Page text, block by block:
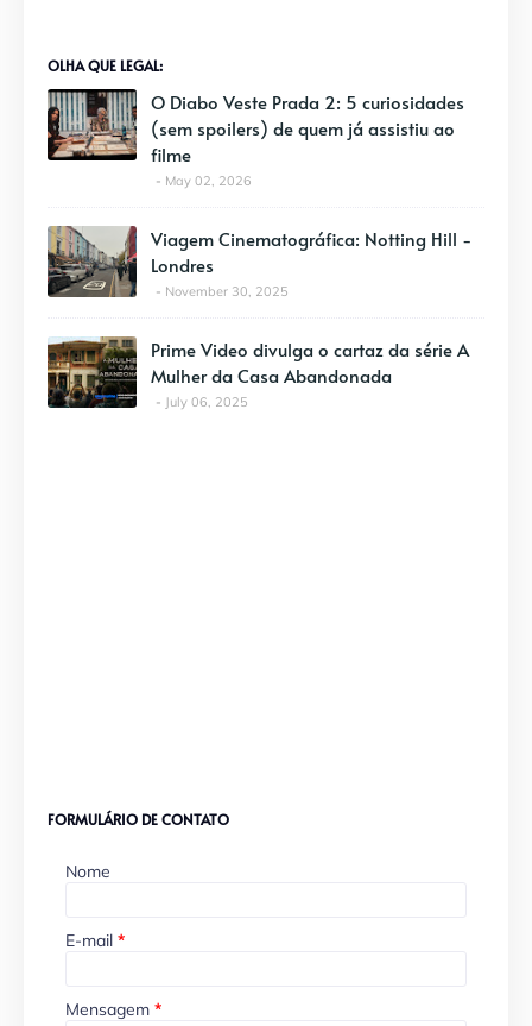
OLHA QUE LEGAL:
O Diabo Veste Prada 2: 5 curiosidades
(sem spoilers) de quem já assistiu ao
filme
May 02, 2026
Viagem Cinematográfica: Notting Hill -
Londres
November 30, 2025
Prime Video divulga o cartaz da série A
Mulher da Casa Abandonada
July 06, 2025
FORMULÁRIO DE CONTATO
Nome
E-mail *
Mensagem *